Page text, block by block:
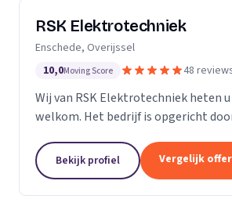
RSK Elektrotechniek
Enschede, Overijssel
10,0Moving Score 48
Wij van RSK Elektrotechniek heten
welkom. Het bedrijf is opgericht
opgericht op 25 juli 2021. Als
aannemers...
Bekijk profiel Vergelijk